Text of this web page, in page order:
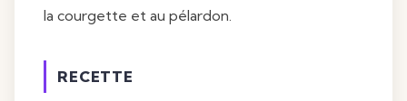
la courgette et au pélardon.
RECETTE